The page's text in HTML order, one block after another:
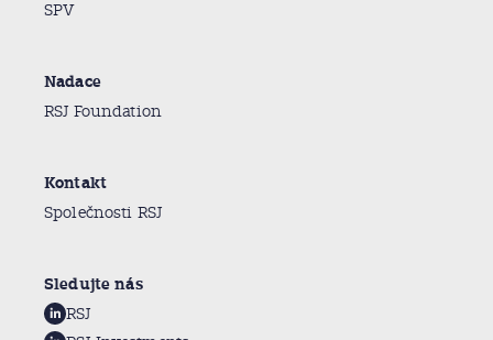
SPV
Nadace
RSJ Foundation
Kontakt
Společnosti RSJ
Sledujte nás
RSJ